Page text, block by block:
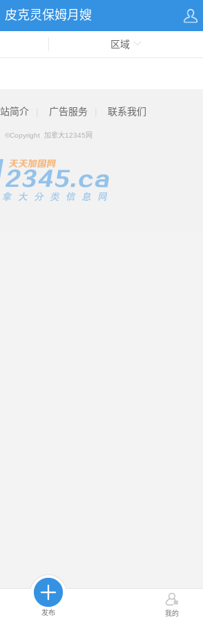
皮克灵保姆月嫂
发布 我的
区域
简介 广告服务 联系我们
©Copyright 加拿大12345网